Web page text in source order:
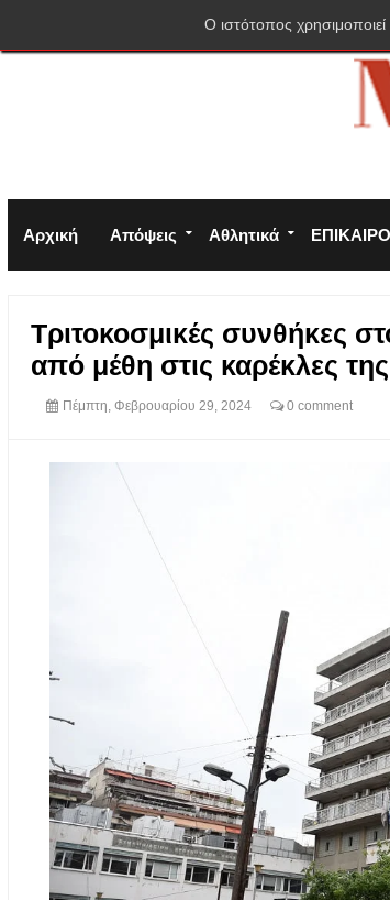
Πολιτική απορρήτου Φόρμα επικοινωνίας
Αρχική Απόψεις Αθλητικά
Τριτοκοσμικές συνθήκες
από μέθη στις καρέκλες
Πέμπτη, Φεβρουαρίου 29, 2024 0 comment
O ιστότοπος